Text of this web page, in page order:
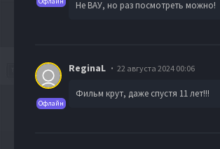
Не ВАУ, но раз посмотреть можно!
Офлайн
ReginaL 22 августа 2024 00:06
Фильм крут, даже спустя 11 лет!!!